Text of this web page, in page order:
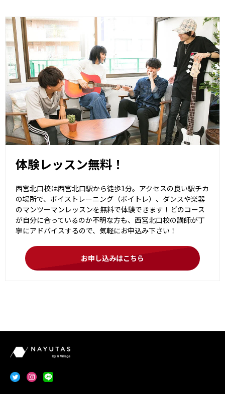
体験レッスン無料！
西宮北口校は西宮北口駅から徒歩1分。アクセスの良い駅チカ
の場所で、ボイストレーニング（ボイトレ）、ダンスや楽器
のマンツーマンレッスンを無料で体験できます！どのコース
が自分に合っているのか不明な方も、西宮北口校の講師が丁
寧にアドバイスするので、気軽にお申込み下さい！
お申し込みはこちら